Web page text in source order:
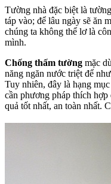
Tường nhà đặc biệt là
táp vào; để lâu ngày sẽ ăn
chúng ta không thể lơ là
mình.
Chống thấm tường mặc
năng ngăn nước triệt để
Tuy nhiên, đây là hạng
cần phương pháp thích
quả tốt nhất, an toàn nhất.